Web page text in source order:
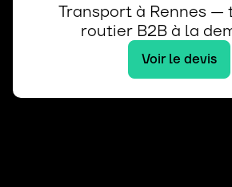
Transport à Rennes —
routier B2B à la
Voir le devis